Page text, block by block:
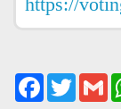
TwitterGmail